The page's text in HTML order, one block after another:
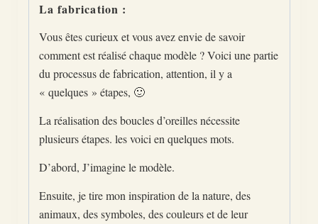
La fabrication :
Vous êtes curieux et vous avez envie de savoir
comment est réalisé chaque modèle ? Voici une partie
du processus de fabrication, attention, il y a
« quelques » étapes, 🙂
La réalisation des boucles d’oreilles nécessite
plusieurs étapes. les voici en quelques mots.
D’abord, J’imagine le modèle.
Ensuite, je tire mon inspiration de la nature, des
animaux, des symboles, des couleurs et de leur